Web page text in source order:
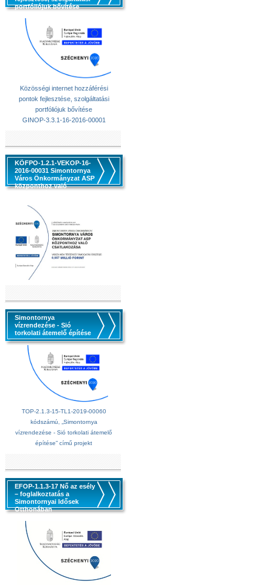
portfóliójuk bővítése
Közösségi internet hozzáférési
pontok fejlesztése, szolgáltatási
portfóliójuk bővítése
GINOP-3.3.1-16-2016-00001
KÖFPO-1.2.1-VEKOP-16-
2016-00031 Simontornya
Város Önkormányzat ASP
központhoz való
Simontornya
vízrendezése - Sió
torkolati átemelő építése
TOP-2.1.3-15-TL1-2019-00060
kódszámú, „Simontornya
vízrendezése - Sió torkolati átemelő
építése” című projekt
EFOP-1.1.3-17 Nő az esély
– foglalkoztatás a
Simontornyai Idősek
Otthonában